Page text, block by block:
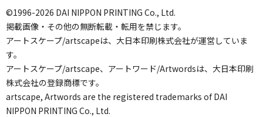
©1996-2026 DAI NIPPON PRINTING Co., Ltd.
掲載画像・その他の無断転載・転用を禁じます。
アートスケープ/artscapeは、大日本印刷株式会社が運営していま
す。
アートスケープ/artscape、アートワード/Artwordsは、大日本印刷
株式会社の登録商標です。
artscape, Artwords are the registered trademarks of DAI
NIPPON PRINTING Co., Ltd.